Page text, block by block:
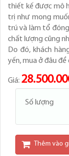
thiết kế được mô
trị như mong
trú và làm tổ
chất lượng cũng
Do đó, khách
yến, mua ở đâu
Giá:
Số lượng
Thêm vào